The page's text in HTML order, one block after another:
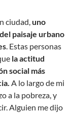
ciudad,uno
paisaje urbano
. Estas personas
la actitud
social más
A lo largo de mi
a la pobreza, y
Alguien me dijo